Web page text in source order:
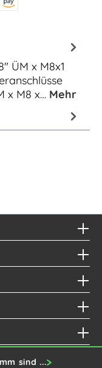
sind ...
Ratenkauf (Klarna)
(Klarna)
Pay
ÜM x M8x1
x M8 x… Mehr